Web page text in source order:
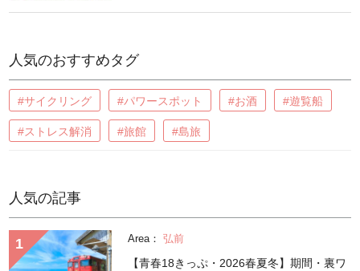
人気のおすすめタグ
#サイクリング #パワースポット #お酒 #遊覧船
#ストレス解消 #旅館 #島旅
人気の記事
Area： 弘前
【青春18きっぷ・2026春夏冬】期間・裏ワ